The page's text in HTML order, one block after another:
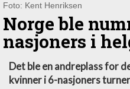
Foto: Kent Henriksen
Norge ble
nasjoners i
Det ble en andreplass for
kvinner i 6-nasjoners